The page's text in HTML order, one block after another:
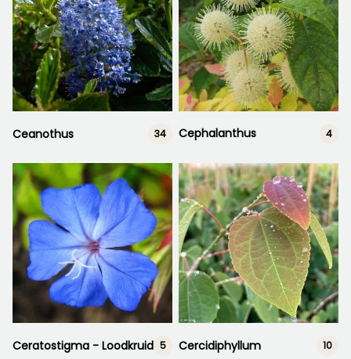
Ceanothus 34 Cephalanthus 4
Ceratostigma - Loodkruid 5 Cercidiphyllum 10